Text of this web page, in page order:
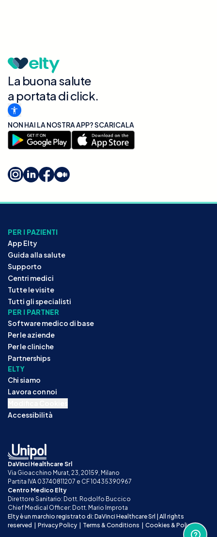
La buona salute
a portata di click.
NON HAI LA NOSTRA APP? SCARICALA
PER I PAZIENTI
App Elty
Guida alla salute
Supporto
Centri medici
Tutte le visite
Tutti gli specialisti
PER I PARTNER
Software medico di base
Per le aziende
Per le cliniche
Partnerships
ELTY
Chi siamo
Lavora con noi
Accessibilità
DaVinci Healthcare Srl
Via Gioacchino Murat, 23, 20159, Milano
Partita IVA 03740811207 e CF 10435390967
Centro Medico Elty
Direttore Sanitario: Dott. Rodolfo Buccico
Chief Medical Officer: Dott. Mario Improta
Elty è un marchio registrato di: DaVinci Healthcare Srl | All rights
reserved | Privacy Policy | Terms & Conditions | Cookies & Policy